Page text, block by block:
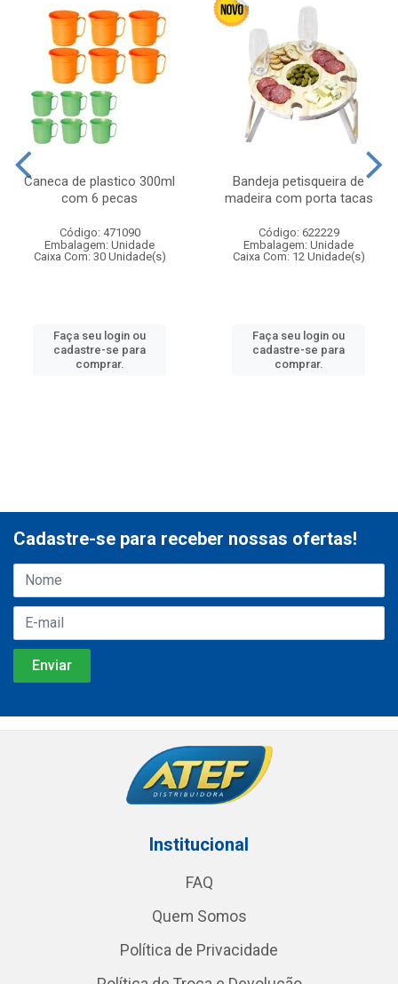
Caneca de plastico 300ml
com 6 pecas
Código: 471090
Embalagem: Unidade
Caixa Com: 30 Unidade(s)
Faça seu login ou
cadastre-se para
comprar.
Bandeja petisqueira de
madeira com porta tacas
Código: 622229
Embalagem: Unidade
Caixa Com: 12 Unidade(s)
Faça seu login ou
cadastre-se para
comprar.
Cadastre-se para receber nossas ofertas!
Institucional
FAQ
Quem Somos
Política de Privacidade